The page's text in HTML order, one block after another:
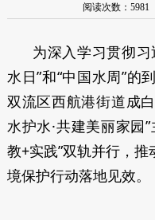
阅读次数：5981